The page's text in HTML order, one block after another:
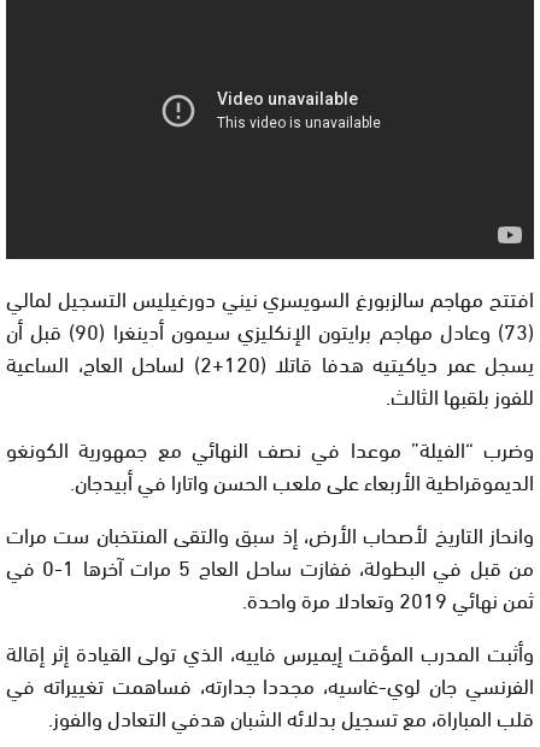
افتتح مهاجم سالزبورغ السويسري نيني دورغيليس التسجيل لمالي
(73) وعادل مهاجم برايتون الإنكليزي سيمون أدينغرا (90) قبل أن
يسجل عمر دياكيتيه هدفا قاتلا (120+2) لساحل العاج، الساعية
للفوز بلقبها الثالث.
وضرب “الفيلة” موعدا في نصف النهائي مع جمهورية الكونغو
الديموقراطية الأربعاء على ملعب الحسن واتارا في أبيدجان.
وانحاز التاريخ لأصحاب الأرض، إذ سبق والتقى المنتخبان ست مرات
من قبل في البطولة، ففازت ساحل العاج 5 مرات آخرها 1-0 في
ثمن نهائي 2019 وتعادلا مرة واحدة.
وأثبت المدرب المؤقت إيميرس فاييه، الذي تولى القيادة إثر إقالة
الفرنسي جان لوي-غاسيه، مجددا جدارته، فساهمت تغييراته في
قلب المباراة، مع تسجيل بدلائه الشبان هدفي التعادل والفوز.